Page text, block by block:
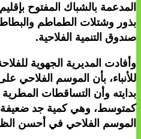
المدعمة بالشباك المفتوح
بذور وشتلات الطماطم
صندوق التنمية الفلاحية.
وأفادت المديرية الجهوية
للأنباء، بأن الموسم الفلاحي
كمتوسط، وهي كمية جد ضعيفة،
الموسم الفلاحي في أحسن